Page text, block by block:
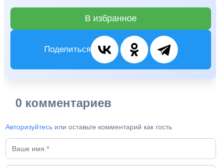
В избранное
Поделиться
0 комментариев
Авторизуйтесь или оставьте комментарий как гость